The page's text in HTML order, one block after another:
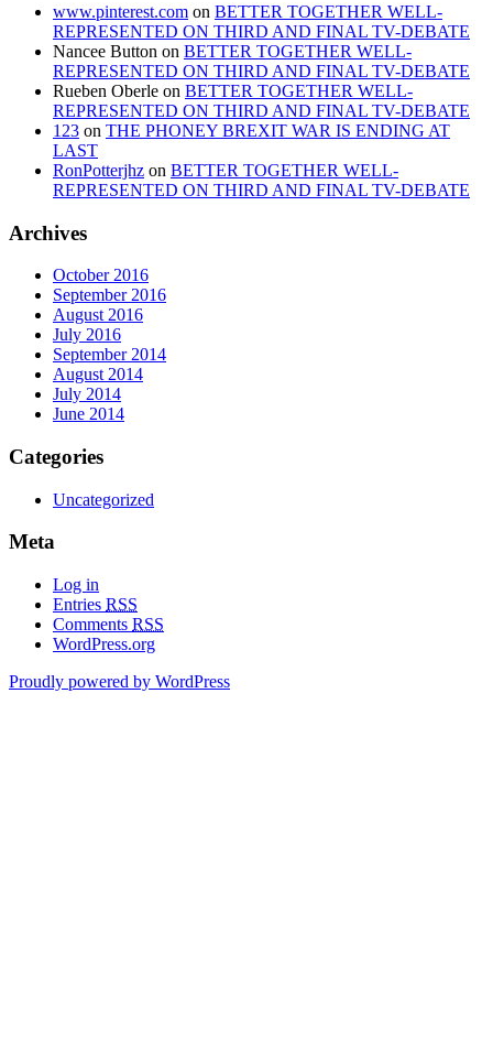
www.pinterest.com on BETTER TOGETHER WELL-
REPRESENTED ON THIRD AND FINAL TV-DEBATE
Nancee Button on BETTER TOGETHER WELL-
REPRESENTED ON THIRD AND FINAL TV-DEBATE
Rueben Oberle on BETTER TOGETHER WELL-
REPRESENTED ON THIRD AND FINAL TV-DEBATE
123 on THE PHONEY BREXIT WAR IS ENDING AT
LAST
RonPotterjhz on BETTER TOGETHER WELL-
REPRESENTED ON THIRD AND FINAL TV-DEBATE
Archives
October 2016
September 2016
August 2016
July 2016
September 2014
August 2014
July 2014
June 2014
Categories
Uncategorized
Meta
Log in
Entries RSS
Comments RSS
WordPress.org
Proudly powered by WordPress